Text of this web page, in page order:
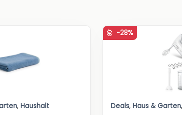
, Haushalt
-28%
Deals, Haus & Garten,